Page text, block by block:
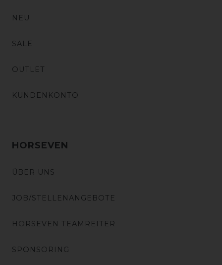
NEU
SALE
OUTLET
KUNDENKONTO
HORSEVEN
ÜBER UNS
JOB/STELLENANGEBOTE
HORSEVEN TEAMREITER
SPONSORING